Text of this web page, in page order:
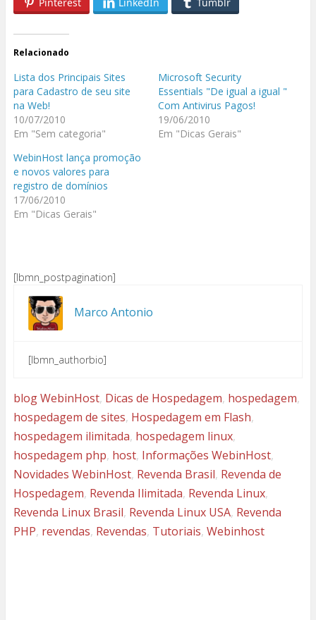
Relacionado
Lista dos Principais Sites
para Cadastro de seu site
na Web!
10/07/2010
Em "Sem categoria"
Microsoft Security
Essentials "De igual a igual "
Com Antivirus Pagos!
19/06/2010
Em "Dicas Gerais"
WebinHost lança promoção
e novos valores para
registro de domínios
17/06/2010
Em "Dicas Gerais"
[lbmn_postpagination]
Marco Antonio
[lbmn_authorbio]
blog WebinHost, Dicas de Hospedagem, hospedagem,
hospedagem de sites, Hospedagem em Flash,
hospedagem ilimitada, hospedagem linux,
hospedagem php, host, Informações WebinHost,
Novidades WebinHost, Revenda Brasil, Revenda de
Hospedagem, Revenda Ilimitada, Revenda Linux,
Revenda Linux Brasil, Revenda Linux USA, Revenda
PHP, revendas, Revendas, Tutoriais, Webinhost